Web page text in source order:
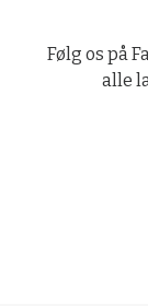
Følg os på
alle